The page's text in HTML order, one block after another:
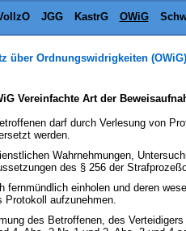
JGG KastrG OWiG
über Ordnungswidrigkeiten (OWiG)
Vereinfachte Art der
darf durch Verlesung von
werden.
Wahrnehmungen,
des § 256 der
einholen und deren
Protokoll aufzunehmen.
des Betroffenen, des